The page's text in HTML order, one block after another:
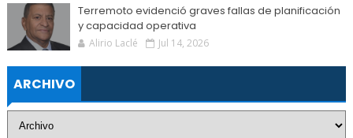
Terremoto evidenció graves fallas de planificación
y capacidad operativa
Alirio Laclé Jul 14, 2026
ARCHIVO